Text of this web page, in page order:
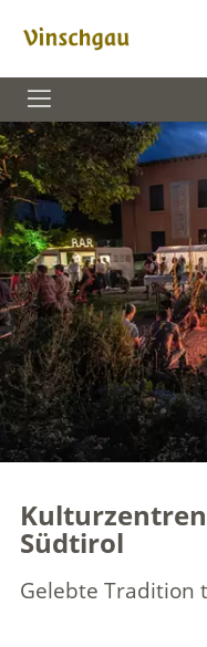
Südtirol
Gelebte Tradition